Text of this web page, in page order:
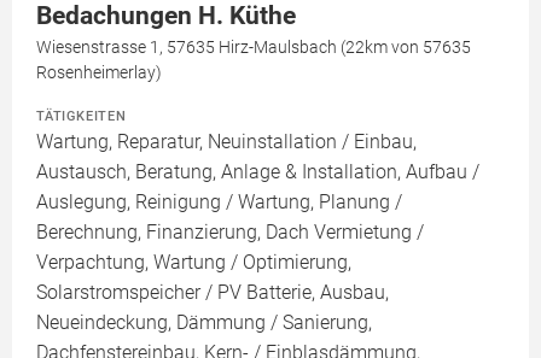
Bedachungen H. Küthe
Wiesenstrasse 1, 57635 Hirz-Maulsbach (22km von 57635
Rosenheimerlay)
TÄTIGKEITEN
Wartung, Reparatur, Neuinstallation / Einbau,
Austausch, Beratung, Anlage & Installation, Aufbau /
Auslegung, Reinigung / Wartung, Planung /
Berechnung, Finanzierung, Dach Vermietung /
Verpachtung, Wartung / Optimierung,
Solarstromspeicher / PV Batterie, Ausbau,
Neueindeckung, Dämmung / Sanierung,
Dachfenstereinbau, Kern- / Einblasdämmung,